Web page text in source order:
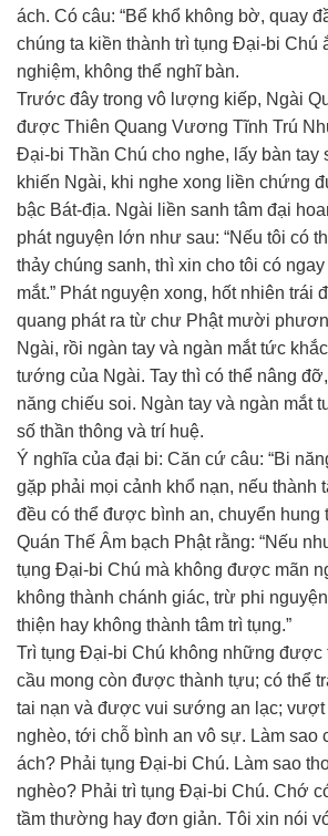
ách. Có câu: “Bể khổ không bờ, quay
chúng ta kiền thành trì tụng Ðại-bi Chú
nghiệm, không thể nghĩ bàn.
Trước đây trong vô lượng kiếp, Ngài
được Thiên Quang Vương Tĩnh Trú
Ðại-bi Thần Chú cho nghe, lấy bàn tay
khiến Ngài, khi nghe xong liền chứng
bậc Bát-địa. Ngài liền sanh tâm đại
phát nguyện lớn như sau: “Nếu tôi có
thảy chúng sanh, thì xin cho tôi có
mắt.” Phát nguyện xong, hốt nhiên trái
quang phát ra từ chư Phật mười
Ngài, rồi ngàn tay và ngàn mắt tức
tướng của Ngài. Tay thì có thể nâng
năng chiếu soi. Ngàn tay và ngàn mắt
số thần thông và trí huệ.
Ý nghĩa của đại bi: Căn cứ câu: “Bi
gặp phải mọi cảnh khổ nạn, nếu thành
đều có thể được bình an, chuyển hung
Quán Thế Âm bạch Phật rằng: “Nếu
tụng Ðại-bi Chú mà không được mãn
không thành chánh giác, trừ phi
thiện hay không thành tâm trì tụng.”
Trì tụng Ðại-bi Chú không những được
cầu mong còn được thành tựu; có thể
tai nạn và được vui sướng an lạc; vượt
nghèo, tới chỗ bình an vô sự. Làm sao
ách? Phải tụng Ðại-bi Chú. Làm sao
nghèo? Phải trì tụng Ðại-bi Chú. Chớ
tầm thường hay đơn giản. Tôi xin nói